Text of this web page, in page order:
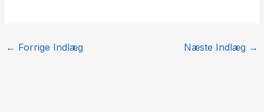
← Forrige Indlæg Næste Indlæg →